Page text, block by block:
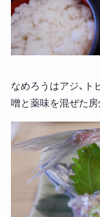
なめろうはアジ、ト
噌と薬味を混ぜた房